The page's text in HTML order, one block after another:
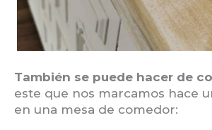
También se puede hacer de
este que nos marcamos hace
en una mesa de comedor: